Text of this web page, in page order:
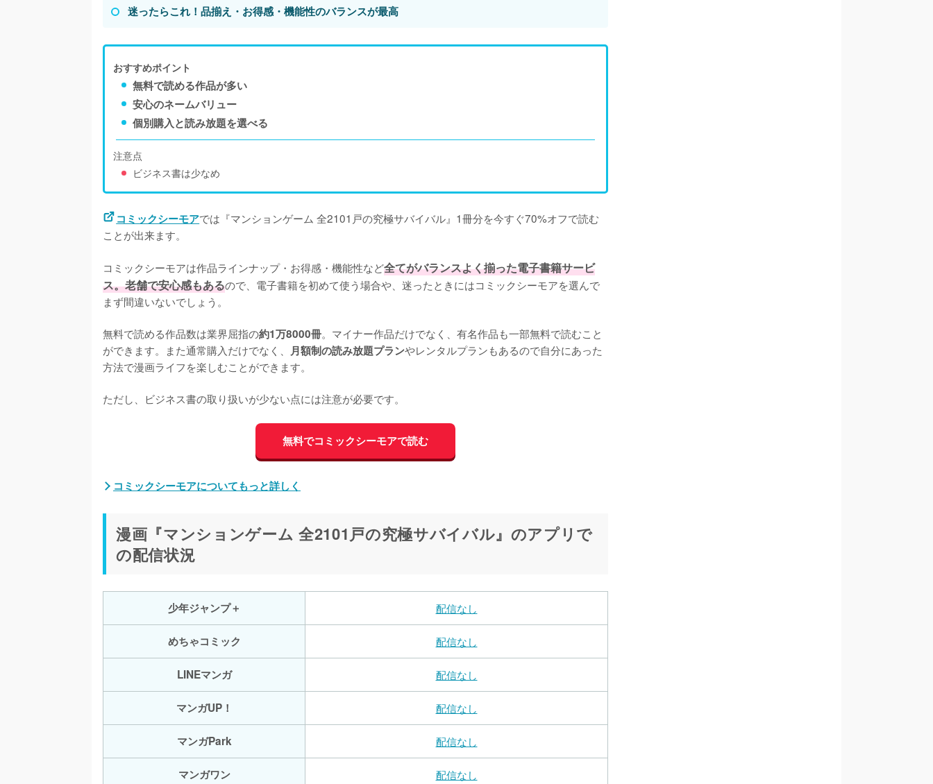
迷ったらこれ！品揃え・お得感・機能性のバランスが最高
おすすめポイント
無料で読める作品が多い
安心のネームバリュー
個別購入と読み放題を選べる
注意点
ビジネス書は少なめ
コミックシーモアでは『マンションゲーム 全2101戸の究極サバイバル』1冊分を今すぐ70%オフで読む
ことが出来ます。
コミックシーモアは作品ラインナップ・お得感・機能性など全てがバランスよく揃った電子書籍サービ
ス。老舗で安心感もあるので、電子書籍を初めて使う場合や、迷ったときにはコミックシーモアを選んで
まず間違いないでしょう。
無料で読める作品数は業界屈指の約1万8000冊。マイナー作品だけでなく、有名作品も一部無料で読むこと
ができます。また通常購入だけでなく、 月額制の読み放題プランやレンタルプランもあるので自分にあった
方法で漫画ライフを楽しむことができます。
ただし、ビジネス書の取り扱いが少ない点には注意が必要です。
無料でコミックシーモアで読む
コミックシーモアについてもっと詳しく
漫画『マンションゲーム 全2101戸の究極サバイバル』のアプリで
の配信状況
少年ジャンプ＋ 配信なし
めちゃコミック 配信なし
LINEマンガ 配信なし
マンガUP！ 配信なし
マンガPark 配信なし
マンガワン 配信なし